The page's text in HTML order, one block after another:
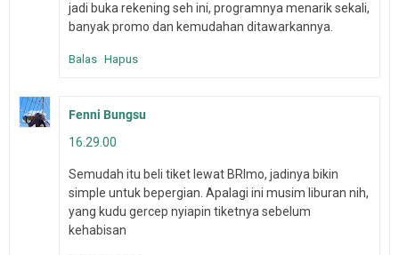
jadi buka rekening seh ini, programnya menarik sekali,
banyak promo dan kemudahan ditawarkannya.
Balas Hapus
Fenni Bungsu
16.29.00
Semudah itu beli tiket lewat BRImo, jadinya bikin
simple untuk bepergian. Apalagi ini musim liburan nih,
yang kudu gercep nyiapin tiketnya sebelum
kehabisan